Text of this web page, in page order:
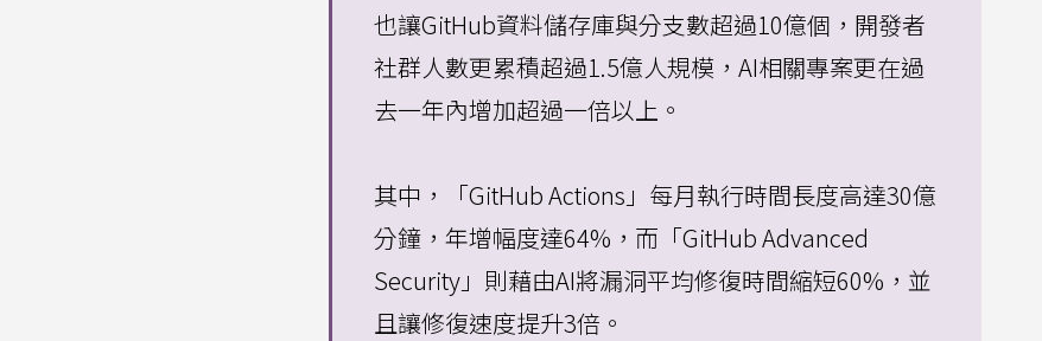
也讓GitHub資料儲存庫與分支數超過10億個，開發者
社群人數更累積超過1.5億人規模，AI相關專案更在過
去一年內增加超過一倍以上。
其中，「GitHub Actions」每月執行時間長度高達30億
分鐘，年增幅度達64%，而「GitHub Advanced
Security」則藉由AI將漏洞平均修復時間縮短60%，並
且讓修復速度提升3倍。